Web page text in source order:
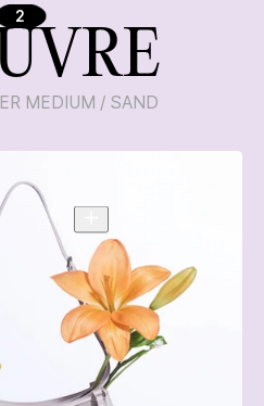
2
MEDIUM / SAND